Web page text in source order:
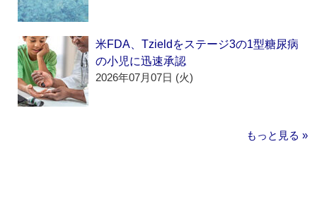
米FDA、Tzieldをステージ3の1型糖尿病
の小児に迅速承認
2026年07月07日 (火)
もっと見る »